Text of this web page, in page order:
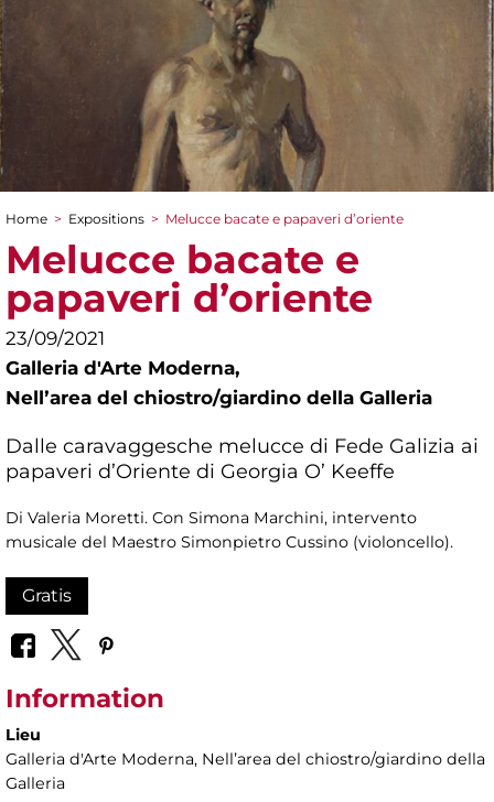
You are here
Home > Expositions > Melucce bacate e papaveri d’oriente
Melucce bacate e
papaveri d’oriente
23/09/2021
Galleria d'Arte Moderna,
Nellʼarea del chiostro/giardino della Galleria
Dalle caravaggesche melucce di Fede Galizia ai
papaveri d’Oriente di Georgia O’ Keeffe
Di Valeria Moretti. Con Simona Marchini, intervento
musicale del Maestro Simonpietro Cussino (violoncello).
Gratis
Information
Lieu
Galleria d'Arte Moderna, Nellʼarea del chiostro/giardino della
Galleria